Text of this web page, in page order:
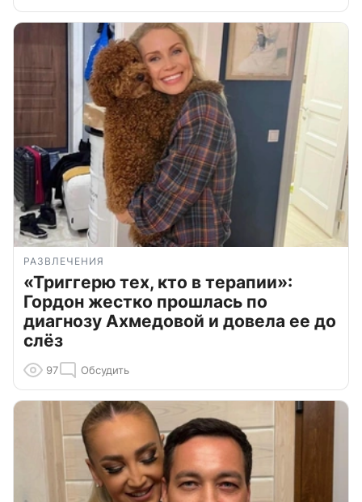
РАЗВЛЕЧЕНИЯ
«Триггерю тех, кто в терапии»:
Гордон жестко прошлась по
диагнозу Ахмедовой и довела ее до
слёз
97 Обсудить